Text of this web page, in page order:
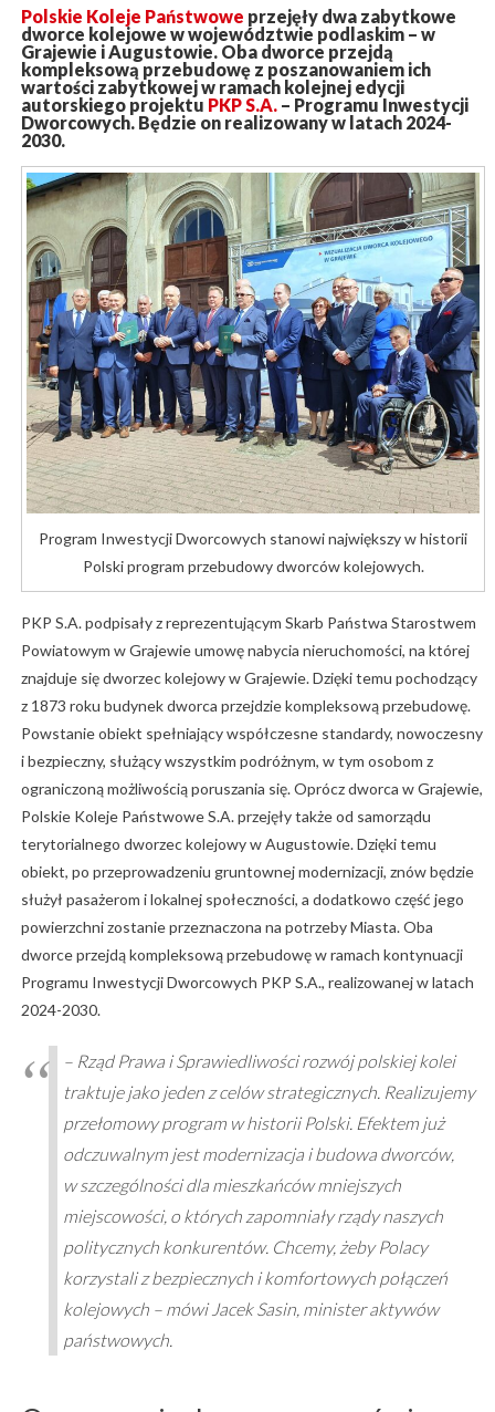
Polskie Koleje Państwowe przejęły dwa zabytkowe
dworce kolejowe w województwie podlaskim – w
Grajewie i Augustowie. Oba dworce przejdą
kompleksową przebudowę z poszanowaniem ich
wartości zabytkowej w ramach kolejnej edycji
autorskiego projektu PKP S.A.– Programu Inwestycji
Dworcowych. Będzie on realizowany w latach 2024-
2030.
Program Inwestycji Dworcowych stanowi największy w historii
Polski program przebudowy dworców kolejowych.
PKP S.A. podpisały z reprezentującym Skarb Państwa Starostwem
Powiatowym w Grajewie umowę nabycia nieruchomości, na której
znajduje się dworzec kolejowy w Grajewie. Dzięki temu pochodzący
z 1873 roku budynek dworca przejdzie kompleksową przebudowę.
Powstanie obiekt spełniający współczesne standardy, nowoczesny
i bezpieczny, służący wszystkim podróżnym, w tym osobom z
ograniczoną możliwością poruszania się. Oprócz dworca w Grajewie,
Polskie Koleje Państwowe S.A. przejęły także od samorządu
terytorialnego dworzec kolejowy w Augustowie. Dzięki temu
obiekt, po przeprowadzeniu gruntownej modernizacji, znów będzie
służył pasażerom i lokalnej społeczności, a dodatkowo część jego
powierzchni zostanie przeznaczona na potrzeby Miasta. Oba
dworce przejdą kompleksową przebudowę w ramach kontynuacji
Programu Inwestycji Dworcowych PKP S.A., realizowanej w latach
2024-2030.
– Rząd Prawa i Sprawiedliwości rozwój polskiej kolei
traktuje jako jeden z celów strategicznych. Realizujemy
przełomowy program w historii Polski. Efektem już
odczuwalnym jest modernizacja i budowa dworców,
w szczególności dla mieszkańców mniejszych
miejscowości, o których zapomniały rządy naszych
politycznych konkurentów. Chcemy, żeby Polacy
korzystali z bezpiecznych i komfortowych połączeń
kolejowych – mówi Jacek Sasin, minister aktywów
państwowych.